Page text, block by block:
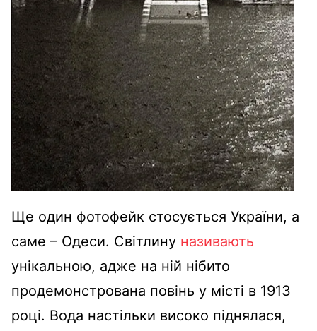
Ще один фотофейк стосується України, а
саме – Одеси. Світлину називають
унікальною, адже на ній нібито
продемонстрована повінь у місті в 1913
році. Вода настільки високо піднялася,